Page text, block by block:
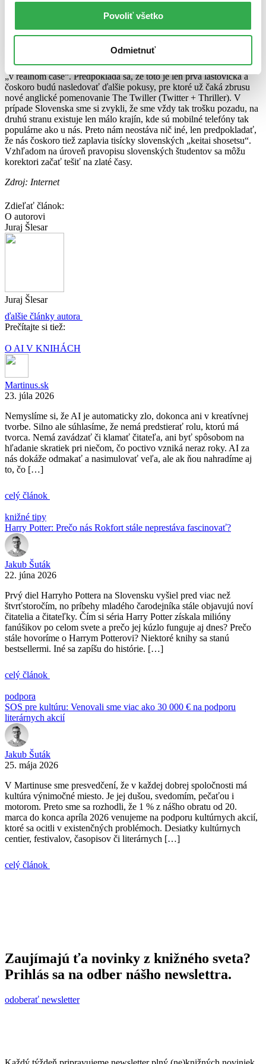
Povoliť všetko
Odmietnuť
polovica románov, vedúcich rebríček predajnosti v Japonsku,
napísaných na mobilnom telefóne.
Kým v Japonsku začína boom románov mobilného telefónu ustávať
a trh sa začína pomaly stabilizovať, v iných krajinách sa ten pravý
ošiaľ ešte len začína. Minulé leto využil americký spisovateľ Matt
Richtel známu sociálnu sieť Twitter na publikovanie svojho románu
„v reálnom čase“. Predpokladá sa, že toto je len prvá lastovička a
čoskoro budú nasledovať ďalšie pokusy, pre ktoré už čaká zbrusu
nové anglické pomenovanie The Twiller (Twitter + Thriller). V
prípade Slovenska sme si zvykli, že sme vždy tak trošku pozadu, na
druhú stranu existuje len málo krajín, kde sú mobilné telefóny tak
populárne ako u nás. Preto nám neostáva nič iné, len predpokladať,
že nás čoskoro tiež zaplavia tisícky slovenských „keitai shosetsu“.
Vzhľadom na úroveň pravopisu slovenských študentov sa môžu
korektori začať tešiť na zlaté časy.
Zdroj: Internet
Zdieľať článok:
O autorovi
Juraj Šlesar
Juraj Šlesar
ďalšie články autora
Prečítajte si tiež:
O AI V KNIHÁCH
Martinus.sk
23. júla 2026
Nemyslíme si, že AI je automaticky zlo, dokonca ani v kreatívnej
tvorbe. Silno ale súhlasíme, že nemá predstierať rolu, ktorú má
tvorca. Nemá zavádzať či klamať čitateľa, ani byť spôsobom na
hľadanie skratiek pri niečom, čo poctivo vzniká neraz roky. AI za
nás dokáže odmakať a nasimulovať veľa, ale ak ňou nahradíme aj
to, čo […]
celý článok
knižné tipy
Harry Potter: Prečo nás Rokfort stále neprestáva fascinovať?
Jakub Šuták
22. júna 2026
Prvý diel Harryho Pottera na Slovensku vyšiel pred viac než
štvrťstoročím, no príbehy mladého čarodejníka stále objavujú noví
čitatelia a čitateľky. Čím si séria Harry Potter získala milióny
fanúšikov po celom svete a prečo jej kúzlo funguje aj dnes? Prečo
stále hovoríme o Harrym Potterovi? Niektoré knihy sa stanú
bestsellermi. Iné sa zapíšu do histórie. […]
celý článok
podpora
SOS pre kultúru: Venovali sme viac ako 30 000 € na podporu
literárnych akcií
Jakub Šuták
25. mája 2026
V Martinuse sme presvedčení, že v každej dobrej spoločnosti má
kultúra výnimočné miesto. Je jej dušou, svedomím, pečaťou i
motorom. Preto sme sa rozhodli, že 1 % z nášho obratu od 20.
marca do konca apríla 2026 venujeme na podporu kultúrnych akcií,
ktoré sa ocitli v existenčných problémoch. Desiatky kultúrnych
centier, festivalov, časopisov či literárnych […]
celý článok
Zaujímajú ťa novinky z knižného sveta?
Prihlás sa na odber nášho newslettra.
odoberať newsletter